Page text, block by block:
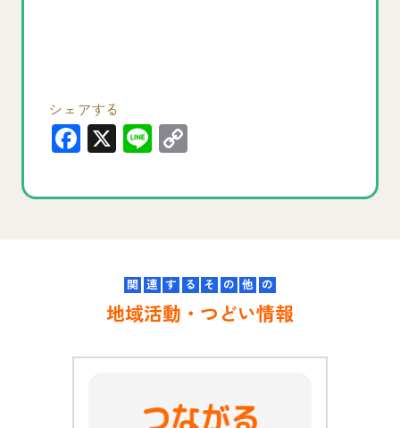
シェアする
F
c
X
Li
e p
n
k
関 連 す る そ の 他 の
地域活動・つどい情報